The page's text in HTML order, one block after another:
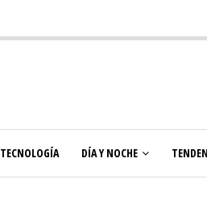
TECNOLOGÍA DÍA Y NOCHE